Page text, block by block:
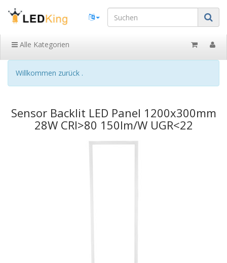
Alle Kategorien
Willkommen zurück .
Sensor Backlit LED Panel 1200x300mm
28W CRI>80 150lm/W UGR<22